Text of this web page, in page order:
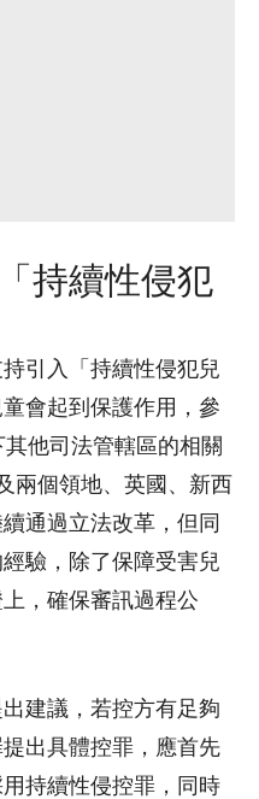
持續性侵犯
引入「持續性侵犯兒
會起到保護作用，參
他司法管轄區的相關
兩個領地、英國、新西
通過立法改革，但同
驗，除了保障受害兒
，確保審訊過程公
建議，若控方有足夠
出具體控罪，應首先
持續性侵控罪，同時